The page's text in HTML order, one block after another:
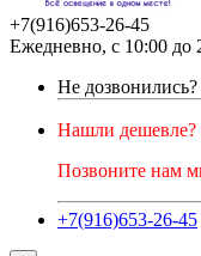
+7(916)653-26-45
Ежедневно, с 10:00 до
Не дозвонились?
Нашли дешевле?
Позвоните нам
+7(916)653-26-45